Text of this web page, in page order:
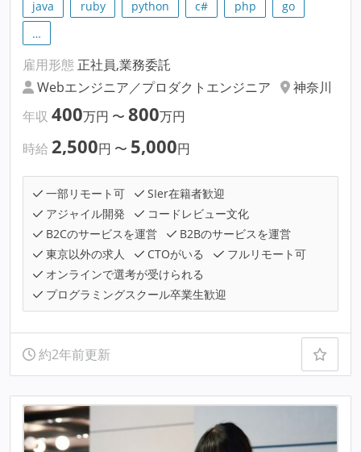
java ruby python c# php
go
…
雇用形態 正社員,業務委託
Webエンジニア／プロダクトエンジニア
神奈川
年収 400万円 〜 800万円
時給 2,500円 〜 5,000円
一部リモート可
SIer在籍者歓迎
アジャイル開発
コードレビュー文化
B2Cのサービスを運営
B2Bのサービスを運営
東京以外の求人
CTOがいる
フルリモート可
オンラインで選考が受けられる
プログラミングスクール卒業生歓迎
約2年前更新